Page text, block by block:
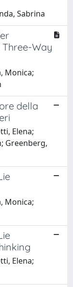
Sabrina
Three-Way
Monica;
della
Elena;
Greenberg,
Monica;
Elena;